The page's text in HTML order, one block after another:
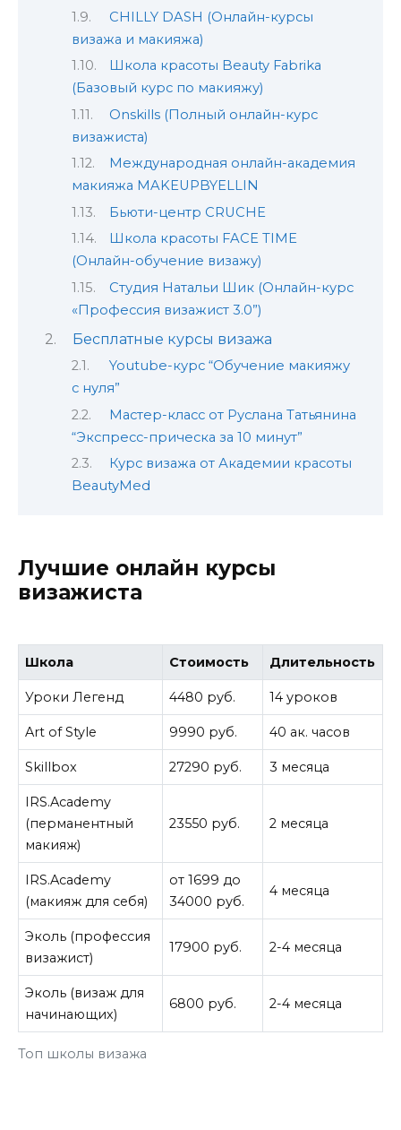
CHILLY DASH (Онлайн-курсы
визажа и макияжа)
Школа красоты Beauty Fabrika
(Базовый курс по макияжу)
Onskills (Полный онлайн-курс
визажиста)
Международная онлайн-академия
макияжа MAKEUPBYELLIN
Бьюти-центр CRUCHE
Школа красоты FACE TIME
(Онлайн-обучение визажу)
Студия Натальи Шик (Онлайн-курс
«Профессия визажист 3.0”)
Бесплатные курсы визажа
Youtube-курс “Обучение макияжу
с нуля”
Мастер-класс от Руслана Татьянина
“Экспресс-прическа за 10 минут”
Курс визажа от Академии красоты
BeautyMed
Лучшие онлайн курсы
визажиста
Топ школы визажа
Школа Стоимость Длительность
Уроки Легенд 4480 руб. 14 уроков
Art of Style 9990 руб. 40 ак. часов
Skillbox 27290 руб. 3 месяца
IRS.Academy
(перманентный
макияж)
23550 руб. 2 месяца
IRS.Academy
(макияж для себя)
от 1699 до
34000 руб.
4 месяца
Эколь (профессия
визажист)
17900 руб. 2-4 месяца
Эколь (визаж для
начинающих)
6800 руб. 2-4 месяца